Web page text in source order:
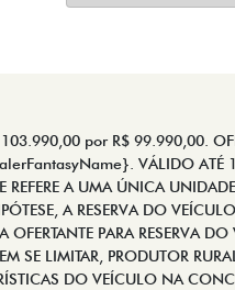
por R$ 99.990,00.
VÁLIDO
A UMA ÚNICA
A RESERVA DO
PARA RESERVA
LIMITAR, PRODUTOR
DO VEÍCULO NA